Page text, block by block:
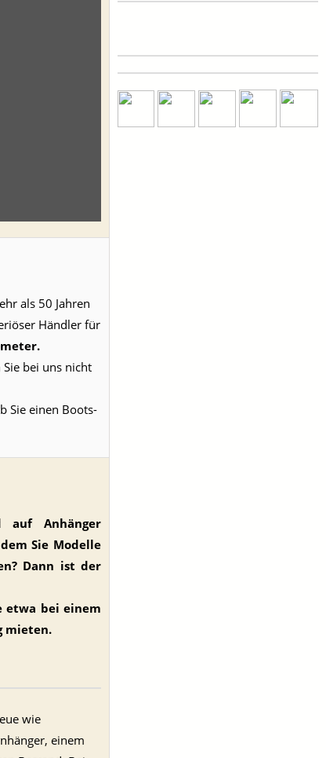
als 50 Jahren
Händler für
bei uns nicht
Sie einen Boots-
auf Anhänger
Sie Modelle
Dann ist der
etwa bei einem
mieten.
wie
einem